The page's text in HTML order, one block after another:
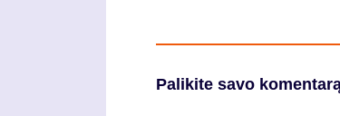
Palikite savo